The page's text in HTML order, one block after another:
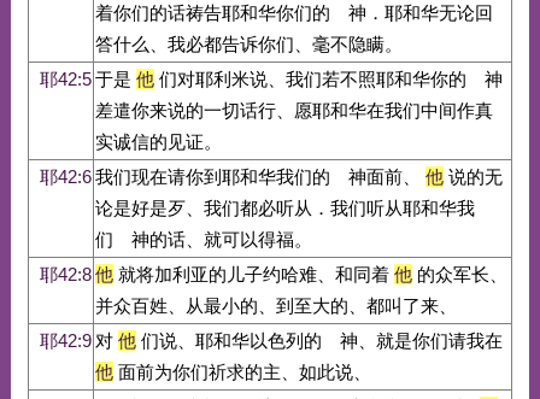
着你们的话祷告耶和华你们的 神．耶和华无论回
答什么、我必都告诉你们、毫不隐瞒。
耶42:5于是 他们对耶利米说、我们若不照耶和华你的 神
差遣你来说的一切话行、愿耶和华在我们中间作真
实诚信的见证。
耶42:6我们现在请你到耶和华我们的 神面前、 他说的无
论是好是歹、我们都必听从．我们听从耶和华我
们 神的话、就可以得福。
耶42:8他就将加利亚的儿子约哈难、和同着 他的众军长、
并众百姓、从最小的、到至大的、都叫了来、
耶42:9 对 他们说、耶和华以色列的 神、就是你们请我在
他面前为你们祈求的主、如此说、